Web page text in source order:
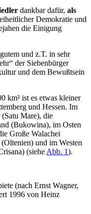
dankbar dafür, als
Demokratie und
die Einigung
und z.T. in sehr
der Siebenbürger
und dem Bewußtsein
km² ist es etwas kleiner
und Hessen. Im
Mare), die
(Bukowina), im Osten
Große Walachei
und im Westen
(siehe Abb. 1).
(nach Ernst Wagner,
1996 von Heinz